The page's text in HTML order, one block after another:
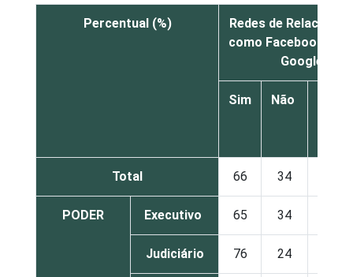
Percentual (%)
Redes de
como Facebook,
Google+
Sim Não
Total 66 34
PODER Executivo 65 34
Judiciário 76 24